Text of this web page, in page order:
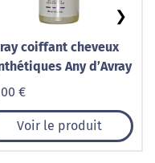
coiffant cheveux
Any d’Avray
€
Voir le produit
❯